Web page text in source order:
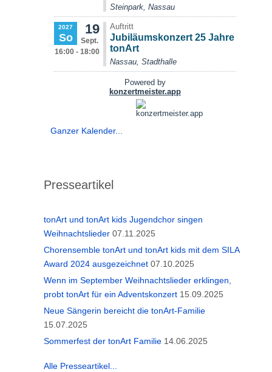
Ganzer Kalender...
Presseartikel
tonArt und tonArt kids Jugendchor singen
Weihnachtslieder 07.11.2025
Chorensemble tonArt und tonArt kids mit dem SILA
Award 2024 ausgezeichnet 07.10.2025
Wenn im September Weihnachtslieder erklingen,
probt tonArt für ein Adventskonzert 15.09.2025
Neue Sängerin bereicht die tonArt-Familie
15.07.2025
Sommerfest der tonArt Familie 14.06.2025
Alle Presseartikel...